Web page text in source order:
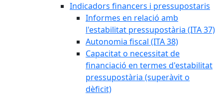
Indicadors financers i pressupostaris
Informes en relació amb
l'estabilitat pressupostària (ITA 37)
Autonomia fiscal (ITA 38)
Capacitat o necessitat de
financiació en termes d'estabilitat
pressupostària (superàvit o
dèficit)